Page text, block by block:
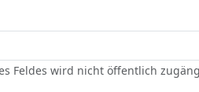
Feldes wird nicht öffentlich